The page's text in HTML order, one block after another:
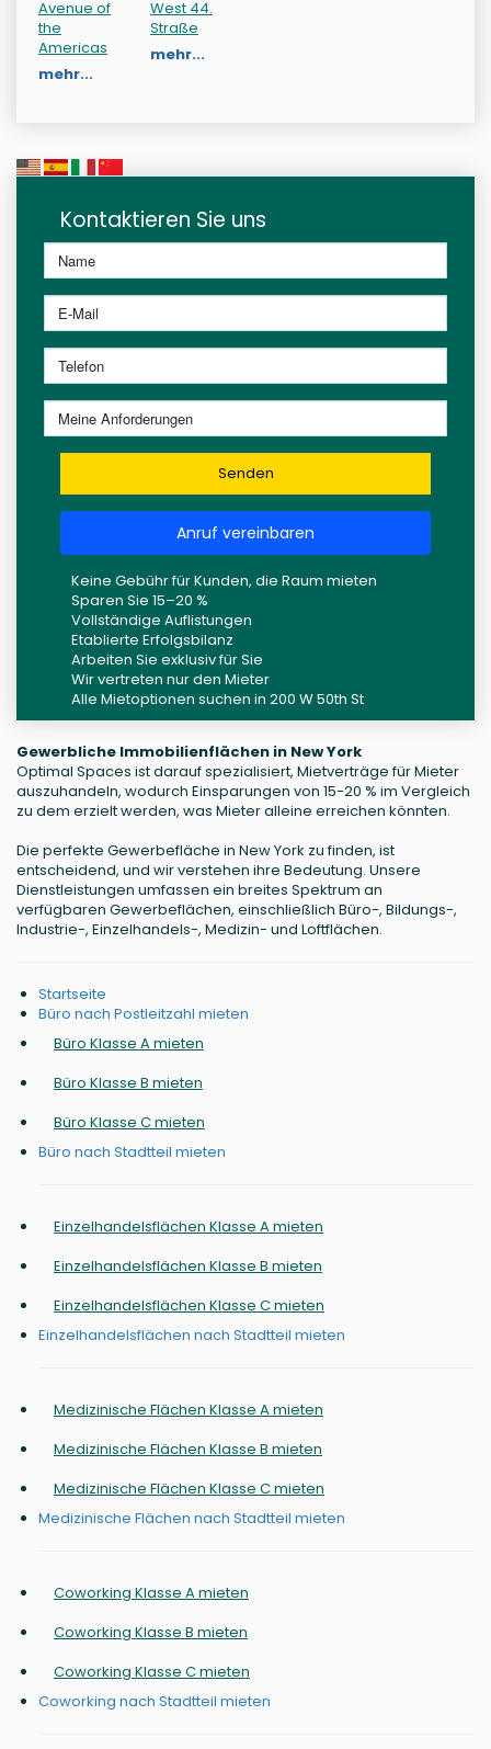
Avenue of
the
Americas
mehr...
West 44.
Straße
mehr...
Kontaktieren Sie uns
Senden
Anruf vereinbaren
Keine Gebühr für Kunden, die Raum mieten
Sparen Sie 15–20 %
Vollständige Auflistungen
Etablierte Erfolgsbilanz
Arbeiten Sie exklusiv für Sie
Wir vertreten nur den Mieter
Alle Mietoptionen suchen in 200 W 50th St
Gewerbliche Immobilienflächen in New York
Optimal Spaces ist darauf spezialisiert, Mietverträge für Mieter
auszuhandeln, wodurch Einsparungen von 15-20 % im Vergleich
zu dem erzielt werden, was Mieter alleine erreichen könnten.
Die perfekte Gewerbefläche in New York zu finden, ist
entscheidend, und wir verstehen ihre Bedeutung. Unsere
Dienstleistungen umfassen ein breites Spektrum an
verfügbaren Gewerbeflächen, einschließlich Büro-, Bildungs-,
Industrie-, Einzelhandels-, Medizin- und Loftflächen.
Startseite
Büro nach Postleitzahl mieten
Büro Klasse A mieten
Büro Klasse B mieten
Büro Klasse C mieten
Büro nach Stadtteil mieten
Einzelhandelsflächen Klasse A mieten
Einzelhandelsflächen Klasse B mieten
Einzelhandelsflächen Klasse C mieten
Einzelhandelsflächen nach Stadtteil mieten
Medizinische Flächen Klasse A mieten
Medizinische Flächen Klasse B mieten
Medizinische Flächen Klasse C mieten
Medizinische Flächen nach Stadtteil mieten
Coworking Klasse A mieten
Coworking Klasse B mieten
Coworking Klasse C mieten
Coworking nach Stadtteil mieten